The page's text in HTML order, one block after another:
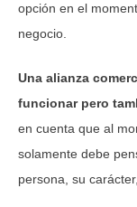
opción en el
negocio.
Una alianza
funcionar pero
en cuenta que al
solamente debe
persona, su